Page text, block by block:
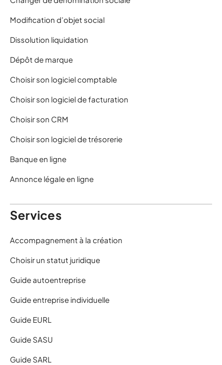
Modification d’objet social
Dissolution liquidation
Dépôt de marque
Choisir son logiciel comptable
Choisir son logiciel de facturation
Choisir son CRM
Choisir son logiciel de trésorerie
Banque en ligne
Annonce légale en ligne
Services
Accompagnement à la création
Choisir un statut juridique
Guide autoentreprise
Guide entreprise individuelle
Guide EURL
Guide SASU
Guide SARL